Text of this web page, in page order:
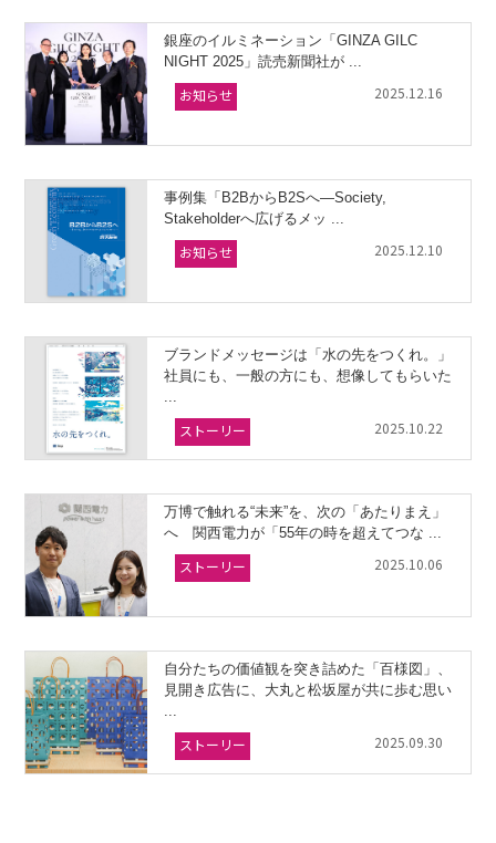
銀座のイルミネーション「GINZA GILC
NIGHT 2025」読売新聞社が ...
お知らせ 2025.12.16
事例集「B2BからB2Sへ―Society,
Stakeholderへ広げるメッ ...
お知らせ 2025.12.10
ブランドメッセージは「水の先をつくれ。」
社員にも、一般の方にも、想像してもらいた
...
ストーリー 2025.10.22
万博で触れる“未来”を、次の「あたりまえ」
へ 関西電力が「55年の時を超えてつな ...
ストーリー 2025.10.06
自分たちの価値観を突き詰めた「百様図」、
見開き広告に、大丸と松坂屋が共に歩む思い
...
ストーリー 2025.09.30